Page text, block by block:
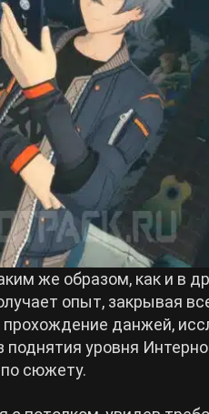
же образом, как и в
опыт, закрывая
данжей,
уровня
сюжету.